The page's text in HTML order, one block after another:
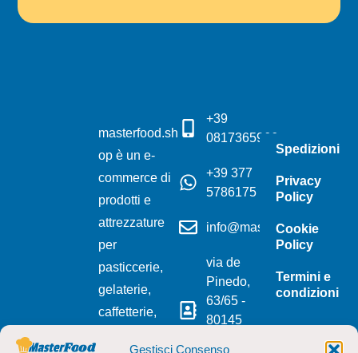
Gestisci Consenso
masterfood.sh
op è un e-
commerce di
prodotti e
attrezzature
per
pasticcerie,
gelaterie,
caffetterie,
+39
0817365966
+39 377
5786175
info@masterfood.shop
via de
Pinedo,
63/65 -
80145
Spedizioni
Privacy
Policy
Cookie
Policy
Termini e
condizioni